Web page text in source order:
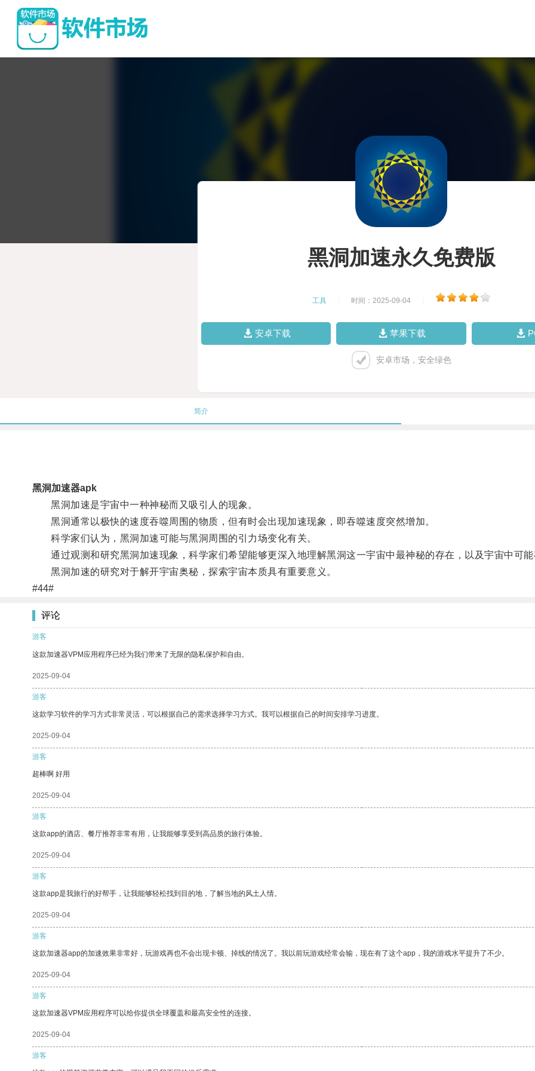
黑洞加速永久免费版
工具 时间：2025-09-04
安卓下载 苹果下载
安卓市场，安全绿色
简介
黑洞加速器apk
黑洞加速是宇宙中一种神秘而又吸引人的现象。
黑洞通常以极快的速度吞噬周围的物质，但有时会出现加速现象，即吞噬速度突然增加。
科学家们认为，黑洞加速可能与黑洞周围的引力场变化有关。
通过观测和研究黑洞加速现象，科学家们希望能够更深入地理解黑洞这一宇宙中最神秘的存在，以及宇宙中可能
黑洞加速的研究对于解开宇宙奥秘，探索宇宙本质具有重要意义。
#44#
评论
游客
这款加速器VPM应用程序已经为我们带来了无限的隐私保护和自由。
2025-09-04
游客
这款学习软件的学习方式非常灵活，可以根据自己的需求选择学习方式。我可以根据自己的时间安排学习进度。
2025-09-04
游客
超棒啊 好用
2025-09-04
游客
这款app的酒店、餐厅推荐非常有用，让我能够享受到高品质的旅行体验。
2025-09-04
游客
这款app是我旅行的好帮手，让我能够轻松找到目的地，了解当地的风土人情。
2025-09-04
游客
这款加速器app的加速效果非常好，玩游戏再也不会出现卡顿、掉线的情况了。我以前玩游戏经常会输，现在有了这个app，我的游戏水平提升了不少。
2025-09-04
游客
这款加速器VPM应用程序可以给你提供全球覆盖和最高安全性的连接。
2025-09-04
游客